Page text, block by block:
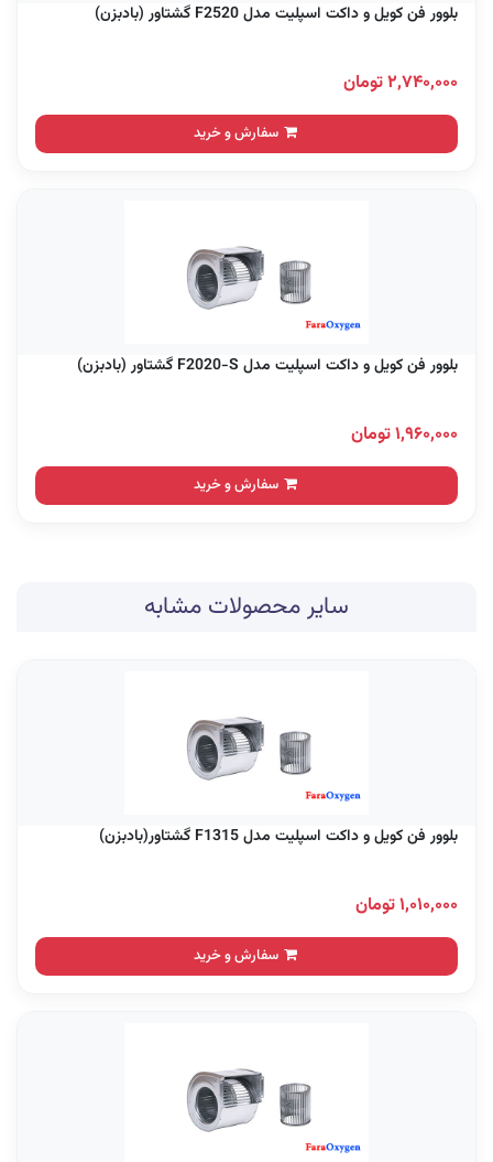
بلوور فن کویل و داکت اسپلیت مدل F2520 گشتاور (بادبزن)
۲,۷۴۰,۰۰۰ تومان
سفارش و خرید
بلوور فن کویل و داکت اسپلیت مدل F2020-S گشتاور (بادبزن)
۱,۹۶۰,۰۰۰ تومان
سفارش و خرید
سایر محصولات مشابه
بلوور فن کویل و داکت اسپلیت مدل F1315 گشتاور(بادبزن)
۱,۰۱۰,۰۰۰ تومان
سفارش و خرید